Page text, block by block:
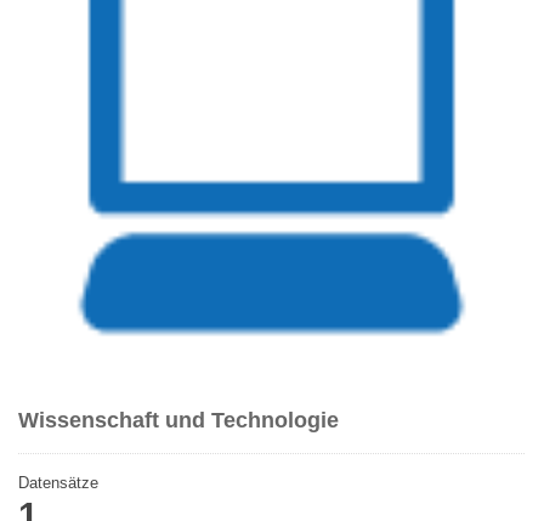
Wissenschaft und Technologie
Datensätze